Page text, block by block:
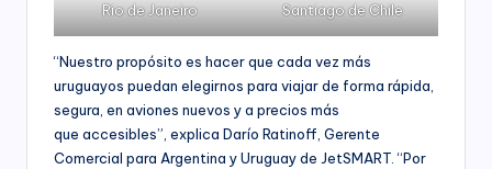
Rio de Janeiro Santiago de Chile
“Nuestro propósito es hacer que cada vez más
uruguayos puedan elegirnos para viajar de forma rápida,
segura, en aviones nuevos y a precios más
que accesibles”, explica Darío Ratinoff, Gerente
Comercial para Argentina y Uruguay de JetSMART. “Por